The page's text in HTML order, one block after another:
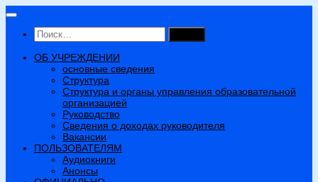
Перейти
содержимому
Найти:
ОБ УЧРЕЖДЕНИИ
основные сведения
Структура
Структура и органы управления образовательной
организацией
Руководство
Сведения о доходах руководителя
Вакансии
ПОЛЬЗОВАТЕЛЯМ
Аудиокниги
Анонсы